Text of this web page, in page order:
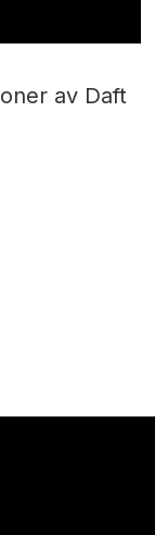
av Daft